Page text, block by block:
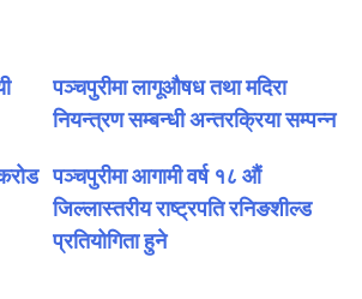
पञ्चपुरीमा लागूऔषध तथा मदिरा
नियन्त्रण सम्बन्धी अन्तरक्रिया सम्पन्न
पञ्चपुरीमा आगामी वर्ष १८ औं
जिल्लास्तरीय राष्ट्रपति रनिङशील्ड
प्रतियोगिता हुने